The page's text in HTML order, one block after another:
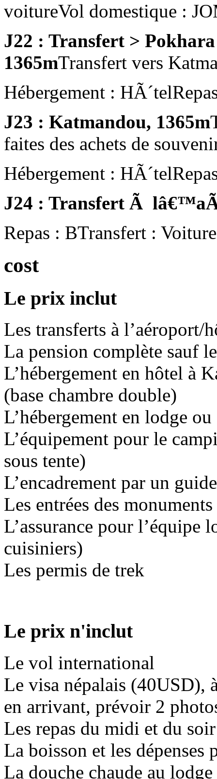
voitureVol domestique :
J22 : Transfert >
1365mTransfert vers
Hébergement : HÃ´tel
J23 : Katmandou, 1365m
faites des achets de
Hébergement : HÃ´tel
J24 : Transfert Ã
Repas : BTransfert : Voiture
cost
Le prix inclut
Les transferts à l’aéroport/
La pension complète sauf
L’hébergement en hôtel à
(base chambre double)
L’hébergement en lodge
L’équipement pour le
sous tente)
L’encadrement par un
Les entrées des
L’assurance pour l’équipe
cuisiniers)
Les permis de trek
Le prix n'inclut
Le vol international
Le visa népalais (40USD),
en arrivant, prévoir 2
Les repas du midi et du
La boisson et les dépenses
La douche chaude au